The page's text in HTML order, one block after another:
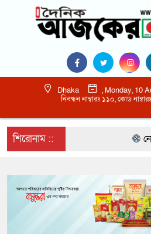
Dhaka
, Monday, 10
নিবন্ধন নাম্বারঃ ১১০, কোড
শিরোনাম ::